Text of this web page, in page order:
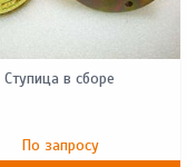
Ступица в сборе
По запросу